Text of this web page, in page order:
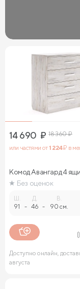
14 690 ₽ 18 360₽
или частями от1 224₽ в
Комод Авангард 4
(ясмунд)
Без оценок
91 -
Д.
46 -
В.
90 см.
Доступно онлайн,
августа